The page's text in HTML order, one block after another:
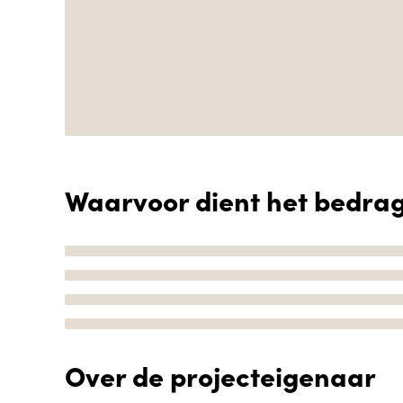
Waarvoor dient het
Over de projecteigenaar